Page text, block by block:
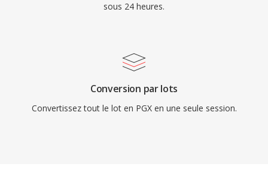
sous 24 heures.
Conversion par lots
Convertissez tout le lot en PGX en une seule session.